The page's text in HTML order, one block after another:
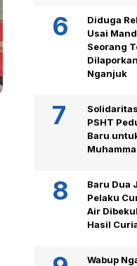
Diduga
Usai
Seorang
Nganjuk
PSHT
Baru
Baru Dua
Pelaku
Air
Hasil
Wabup